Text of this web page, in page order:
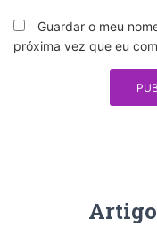
Guardar o meu
próxima vez que eu